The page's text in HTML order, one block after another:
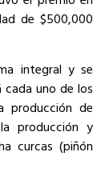
de $500,000
integral y se
uno de los
producción de
producción y
curcas (piñón